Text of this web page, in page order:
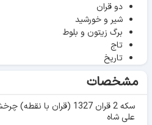
دو قران
شیر و خورشید
برگ زیتون و بلوط
تاج
تاریخ
مشخصات
علی شاه